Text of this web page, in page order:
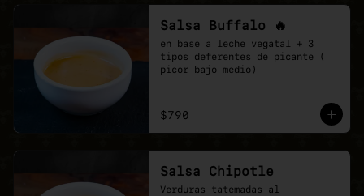
Salsa Buffalo 🔥
en base a leche vegatal + 3
tipos deferentes de picante (
picor bajo medio)
$790
Salsa Chipotle
Verduras tatemadas al